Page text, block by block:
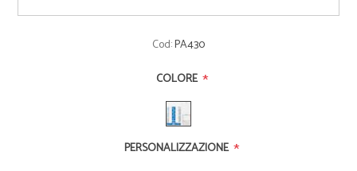
Cod:PA430
COLORE *
PERSONALIZZAZIONE *